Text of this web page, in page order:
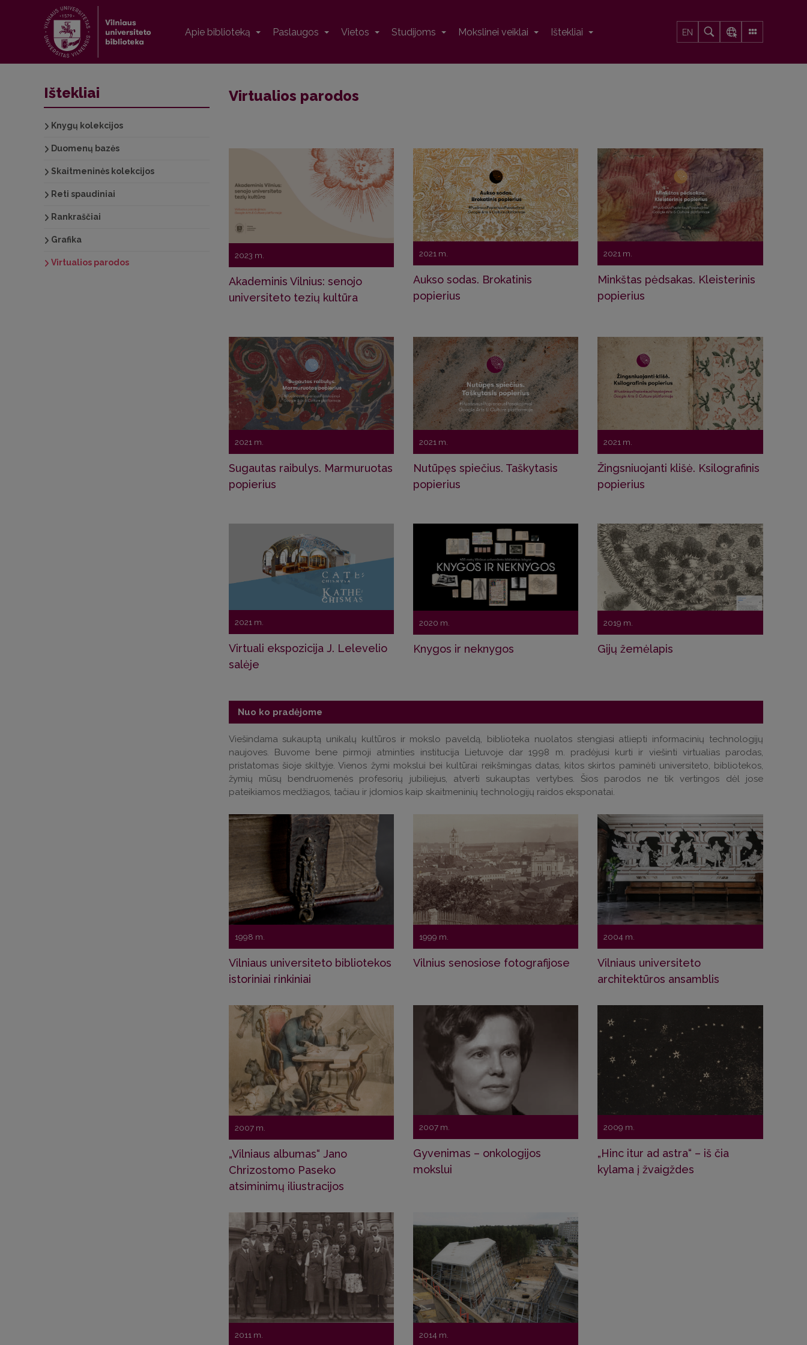
Apie biblioteką Paslaugos Vietos Studijoms Mokslinei veiklai Ištekliai EN
Virtualios parodos
2023 m.
Akademinis Vilnius: senojo
universiteto tezių kultūra
2021 m.
Aukso sodas. Brokatinis
popierius
2021 m.
Minkštas pėdsakas. Kleisterinis
popierius
2021 m.
Sugautas raibulys. Marmuruotas
popierius
2021 m.
Nutūpęs spiečius. Taškytasis
popierius
2021 m.
Žingsniuojanti klišė. Ksilografinis
popierius
2021 m.
Virtuali ekspozicija J. Lelevelio
salėje
2020 m.
Knygos ir neknygos
2019 m.
Gijų žemėlapis
Nuo ko pradėjome
Viešindama sukauptą unikalų kultūros ir mokslo paveldą, biblioteka nuolatos stengiasi atliepti informacinių technologijų
naujoves. Buvome bene pirmoji atminties institucija Lietuvoje dar 1998 m. pradėjusi kurti ir viešinti virtualias parodas,
pristatomas šioje skiltyje. Vienos žymi mokslui bei kultūrai reikšmingas datas, kitos skirtos paminėti universiteto, bibliotekos,
žymių mūsų bendruomenės profesorių jubiliejus, atverti sukauptas vertybes. Šios parodos ne tik vertingos dėl jose
pateikiamos medžiagos, tačiau ir įdomios kaip skaitmeninių technologijų raidos eksponatai.
1998 m.
Vilniaus universiteto bibliotekos
istoriniai rinkiniai
1999 m.
Vilnius senosiose fotografijose
2004 m.
Vilniaus universiteto
architektūros ansamblis
2007 m.
„Vilniaus albumas“ Jano
Chrizostomo Paseko
atsiminimų iliustracijos
2007 m.
Gyvenimas – onkologijos
mokslui
2009 m.
„Hinc itur ad astra“ – iš čia
kylama į žvaigždes
2011 m. 2014 m.
Ištekliai
Knygų kolekcijos
Duomenų bazės
Skaitmeninės kolekcijos
Reti spaudiniai
Rankraščiai
Grafika
Virtualios parodos